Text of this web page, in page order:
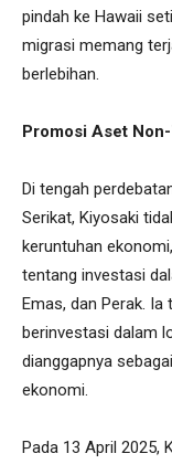
pindah ke Hawaii
migrasi memang
berlebihan.
Promosi Aset
Di tengah
Serikat, Kiyosaki
keruntuhan
tentang investasi
Emas, dan Perak.
berinvestasi dalam
dianggapnya
ekonomi.
Pada 13 April 2025,